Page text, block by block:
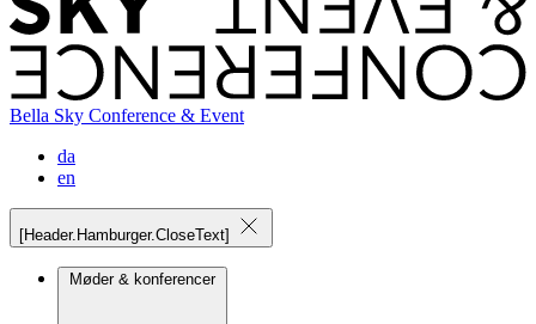
Bella Sky Conference & Event
da
en
[Header.Hamburger.CloseText]
Møder & konferencer